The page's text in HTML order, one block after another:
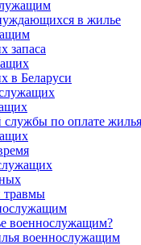
в жилье
запаса
в Беларуси
службы по оплате жилья
травмы
военнослужащим?
военнослужащим